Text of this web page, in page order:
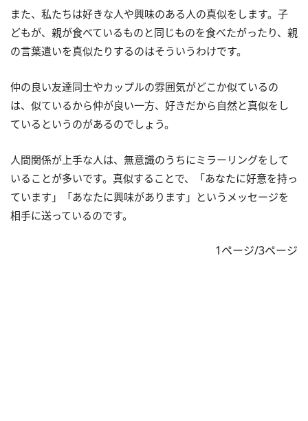
また、私たちは好きな人や興味のある人の真似をします。子
どもが、親が食べているものと同じものを食べたがったり、親
の言葉遣いを真似たりするのはそういうわけです。
仲の良い友達同士やカップルの雰囲気がどこか似ているの
は、似ているから仲が良い一方、好きだから自然と真似をし
ているというのがあるのでしょう。
人間関係が上手な人は、無意識のうちにミラーリングをして
いることが多いです。真似することで、「あなたに好意を持っ
ています」「あなたに興味があります」というメッセージを
相手に送っているのです。
1ページ/3ページ